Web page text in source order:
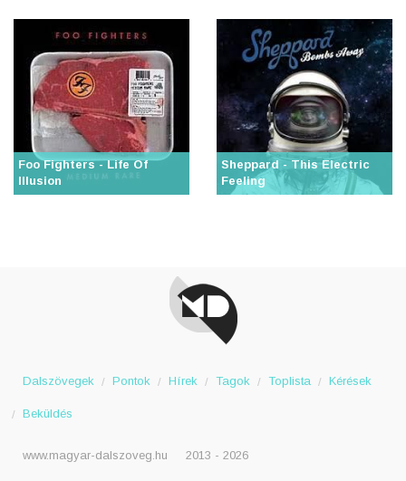
Foo Fighters - Life Of
Illusion
Sheppard - This Electric
Feeling
Dalszövegek Pontok Hírek Tagok Toplista Kérések
Beküldés
www.magyar-dalszoveg.hu 2013 - 2026